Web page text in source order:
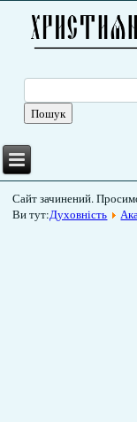
Сайт зачинений.
Ви тут:Духовність